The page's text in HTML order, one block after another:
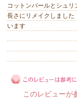
コットンパールとシュ
長さにリメイクしまし
います
このレビューが